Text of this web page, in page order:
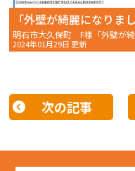
2024年01月29日 更新
次の記事